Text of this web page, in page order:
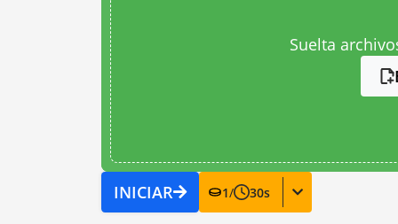
Suelta
INICIAR 1/ 30s